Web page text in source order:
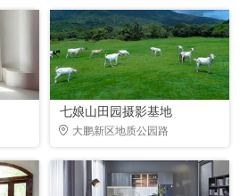
七娘山田园摄影基地
大鹏新区地质公园路